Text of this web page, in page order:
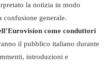
la notizia in modo
confusione generale.
come conduttori
il pubblico italiano durante
introduzioni e